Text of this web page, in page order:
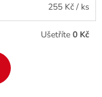
255 Kč / ks
Ušetříte 0 Kč